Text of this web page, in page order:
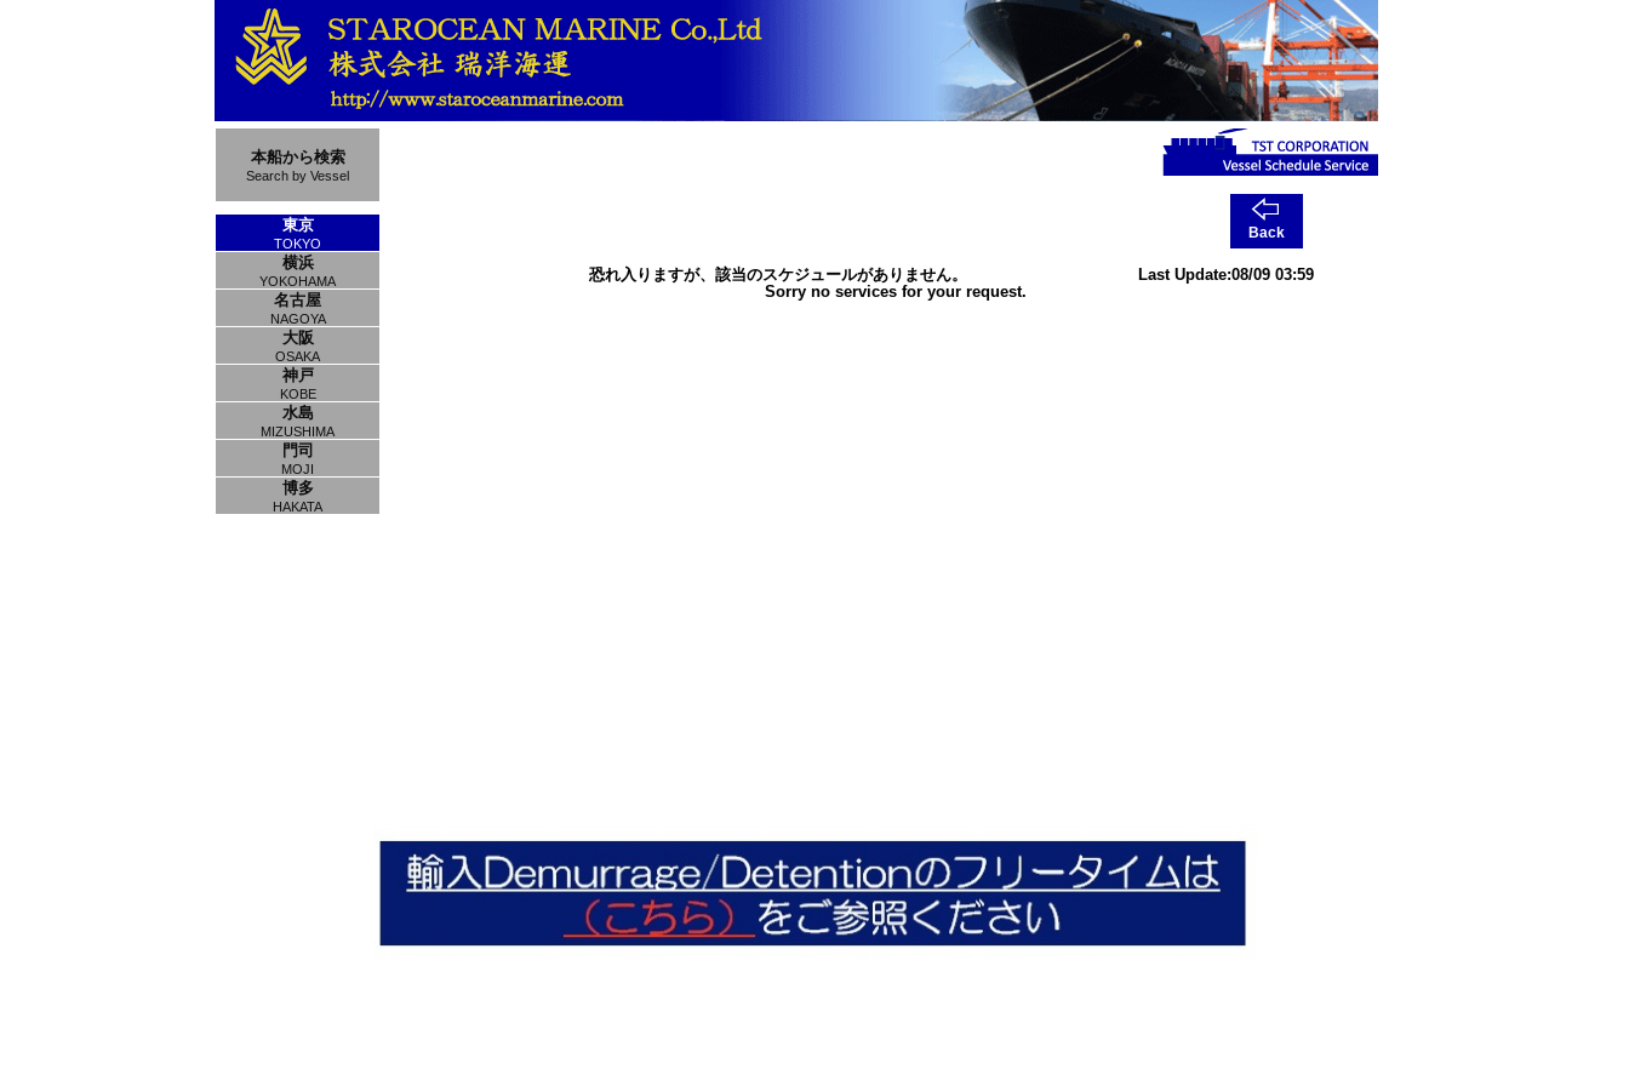
本船から検索
Search by Vessel
東京
TOKYO
横浜
YOKOHAMA
名古屋
NAGOYA
大阪
OSAKA
神戸
KOBE
水島
MIZUSHIMA
門司
MOJI
博多
HAKATA
Back
Last Update:08/09 03:59
恐れ入りますが、該当のスケジュールがありません。
Sorry no services for your request.